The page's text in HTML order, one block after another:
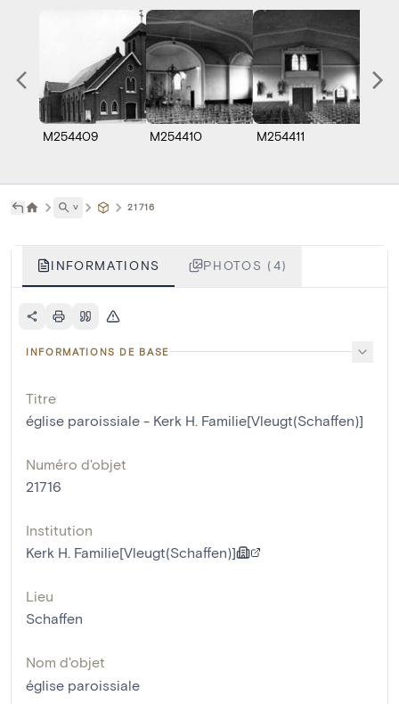
M254409 M254410 M254411
˅ 21716
INFORMATIONS PHOTOS (4)
INFORMATIONS DE BASE
Titre
église paroissiale - Kerk H. Familie[Vleugt(Schaffen)]
Numéro d'objet
21716
Institution
Kerk H. Familie[Vleugt(Schaffen)]
Lieu
Schaffen
Nom d'objet
église paroissiale